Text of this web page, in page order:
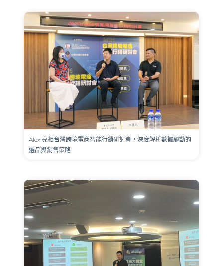
Alex 亮相台灣跨境電商智能行銷研討會，深度解析數據驅動的
選品與銷售策略